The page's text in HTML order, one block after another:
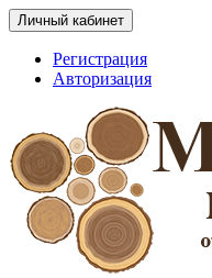
Личный кабинет
Регистрация
Авторизация